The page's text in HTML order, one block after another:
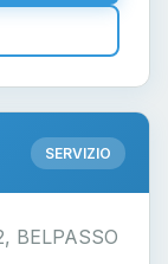
SERVIZIO
BELPASSO